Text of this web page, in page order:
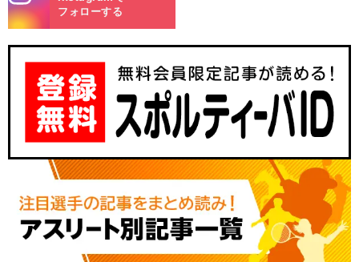
、
.
へ
m
フォローする